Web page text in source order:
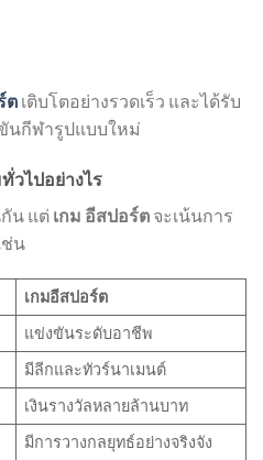
ต เติบโตอย่างรวดเร็ว และได้รับ
นกีฬารูปแบบใหม่
วไปอย่างไร
น แต่ เกม อีสปอร์ต จะเน้นการ
ช่น
เกมอีสปอร์ต
แข่งขันระดับอาชีพ
มีลีกและทัวร์นาเมนต์
เงินรางวัลหลายล้านบาท
มีการวางกลยุทธ์อย่างจริงจัง